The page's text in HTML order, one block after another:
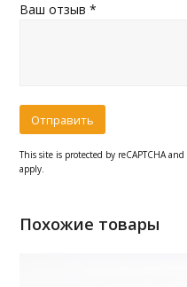
Ваш отзыв*
This site is protected by reCAPTCHA
apply.
Похожие товары